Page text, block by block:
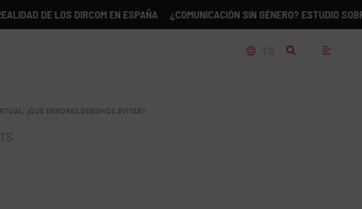
LOS DIRCOM EN ESPAÑA ¿COMUNICACIÓN SIN GÉNERO? ESTUDIO SOBRE LA
¿QUÉ ERRORES DEBEMOS EVITAR?